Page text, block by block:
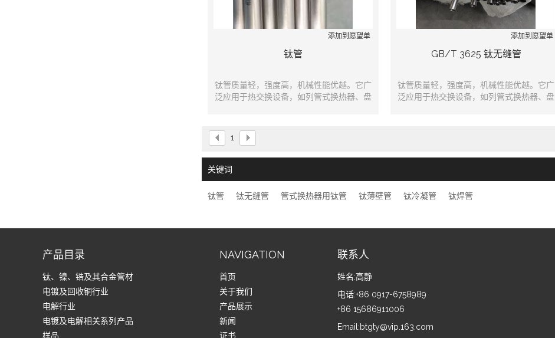
添加到愿望单
钛管
钛管质量轻，强度高，机械性能优越。它广
泛应用于热交换设备，如列管式换热器、盘
添加到愿望单
GB/T 3625 钛无缝管
钛管质量轻，强度高，机械性能优越。它广
泛应用于热交换设备，如列管式换热器、盘
1
关键词
钛管 钛无缝管 管式换热器用钛管 钛薄壁管 钛冷凝管 钛焊管
产品目录
钛、镍、锆及其合金管材
电镀及回收铜行业
电解行业
电镀及电解相关系列产品
样品
NAVIGATION
首页
关于我们
产品展示
新闻
证书
联系人
姓名:高静
电话:+86 0917-6758989
+86 15686911006
Email:btgty@vip.163.com